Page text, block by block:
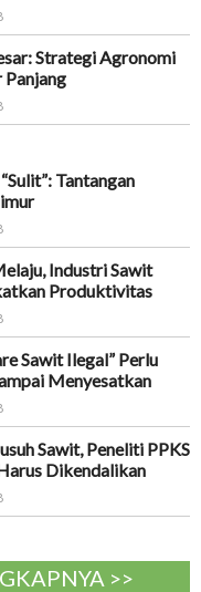
Strategi Agronomi
Panjang
Tantangan
Industri Sawit
Produktivitas
Sawit Ilegal” Perlu
Menyesatkan
Sawit, Peneliti PPKS
Dikendalikan
>>